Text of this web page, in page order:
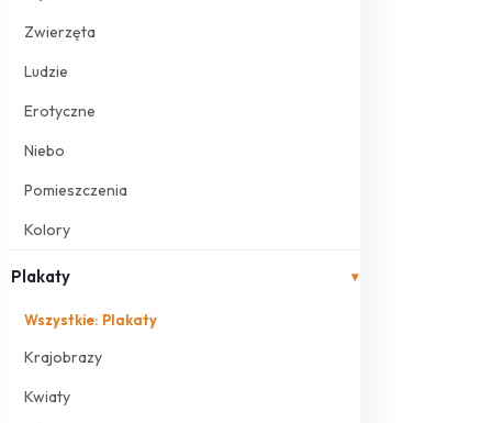
Zwierzęta
Ludzie
Erotyczne
Niebo
Pomieszczenia
Kolory
Plakaty ▾
Wszystkie: Plakaty
Krajobrazy
Kwiaty